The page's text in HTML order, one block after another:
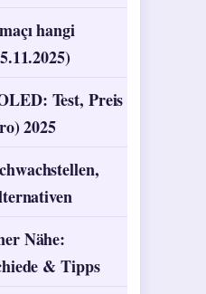
hangi
Test, Preis
2025
Nähe:
& Tipps